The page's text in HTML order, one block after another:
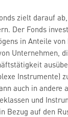
zielt darauf
Der Fonds
in Anteile
Unternehmen,
Instrumente)
auch in andere
und
Bezug auf den